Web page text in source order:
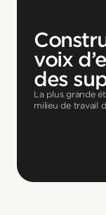
voix
des
La plus grande
milieu de travail